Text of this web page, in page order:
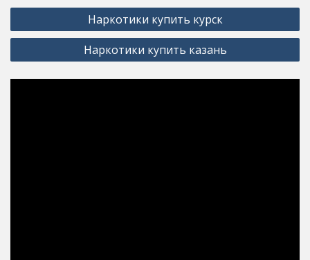
Post
navigation
Наркотики купить курск
Наркотики купить казань